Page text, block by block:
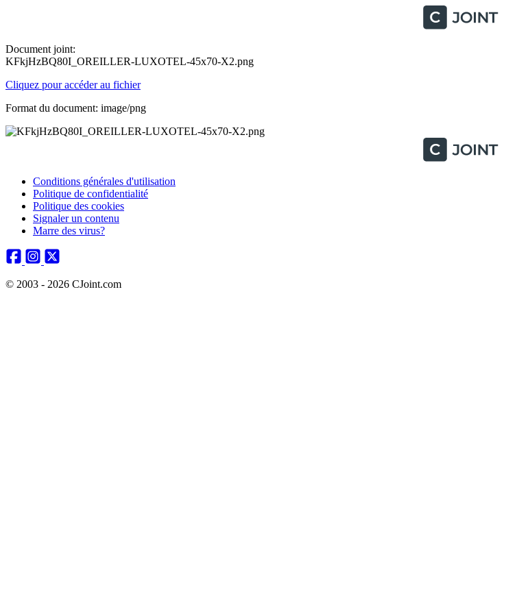
Document joint:
KFkjHzBQ80I_OREILLER-LUXOTEL-45x70-X2.png
Cliquez pour accéder au fichier
Format du document: image/png
Conditions générales d'utilisation
Politique de confidentialité
Politique des cookies
Signaler un contenu
Marre des virus?
© 2003 - 2026 CJoint.com